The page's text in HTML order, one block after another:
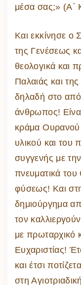
μέσα σας;» (Α΄
Και εκκίνησε ο
της Γενέσεως
θεολογικά και
Παλαιάς και
δηλαδή στο από
άνθρωπος!
κράμα Ουρανού
υλικού και του
συγγενής με
πνευματικά
φύσεως! Και
δημιούργημα
τον
με πρωταρχικό
Ευχαριστίας!
και έτσι
στη